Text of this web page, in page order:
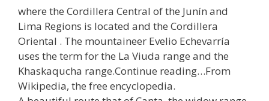
where the Cordillera Central of the Junín and
Lima Regions is located and the Cordillera
Oriental . The mountaineer Evelio Echevarría
uses the term for the La Viuda range and the
Khaskaqucha range.Continue reading…From
Wikipedia, the free encyclopedia.